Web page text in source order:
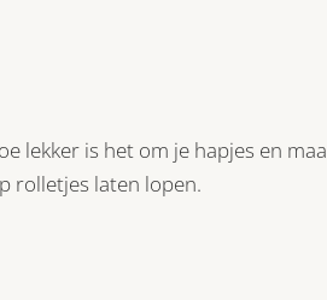
lekker is het om je hapjes en
rolletjes laten lopen.